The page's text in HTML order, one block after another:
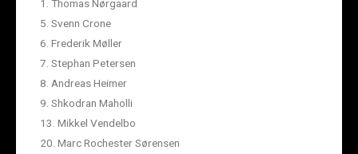
1. Thomas Nørgaard
5. Svenn Crone
6. Frederik Møller
7. Stephan Petersen
8. Andreas Heimer
9. Shkodran Maholli
13. Mikkel Vendelbo
20. Marc Rochester Sørensen